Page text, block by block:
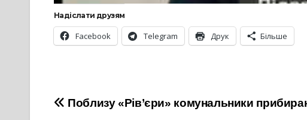
Надіслати друзям
Facebook Telegram Друк Більше
Навігація
Поблизу «Рів’єри» комунальники